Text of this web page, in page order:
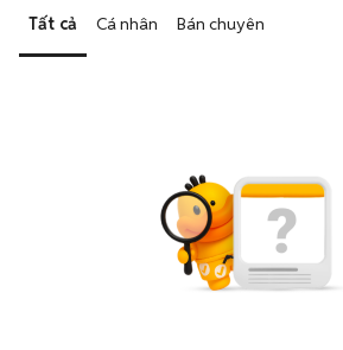
Tất cả Cá nhân Bán chuyên